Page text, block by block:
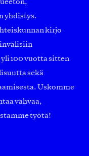
yhdistys.
kirjo
100 vuotta sitten
sekä
Uskomme
vahvaa,
työtä!